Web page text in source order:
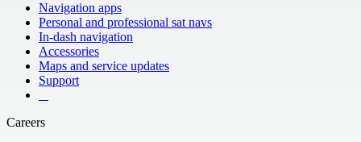
Navigation apps
Personal and professional sat navs
In-dash navigation
Accessories
Maps and service updates
Support
Careers